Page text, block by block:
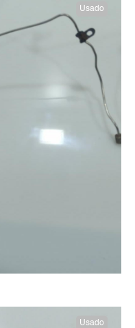
Usado
Usado